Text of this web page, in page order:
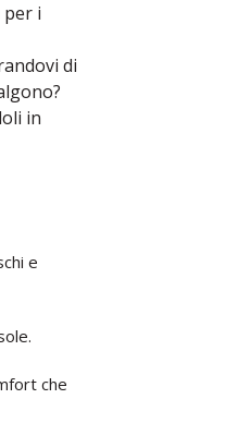
per i
di
in
e
che